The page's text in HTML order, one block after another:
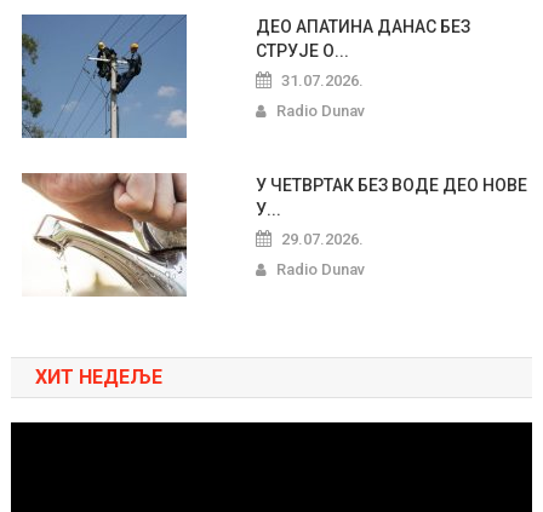
ДЕО АПАТИНА ДАНАС БЕЗ
СТРУЈЕ О...
31.07.2026.
Radio Dunav
У ЧЕТВРТАК БЕЗ ВОДЕ ДЕО НОВЕ
У...
29.07.2026.
Radio Dunav
ХИТ НЕДЕЉЕ